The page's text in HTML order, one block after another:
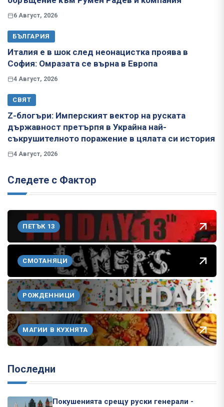
6 Август, 2026
БЪЛГАРИЯ
Италия е в шок след неонацистка проява в
София: Омразата се върна в Европа
4 Август, 2026
СВЯТ
Z-блогъри: Имперският вектор на руската
държавност претърпя в Украйна най-
съкрушителното поражение в цялата си история
4 Август, 2026
Следете с Фактор
ПЕТЪК 13
СМОТАНЯЦИ
РОЖДЕННИЦИ
МАГИИ В КУХНЯТА
Последни
Покушенията срещу руски генерали -